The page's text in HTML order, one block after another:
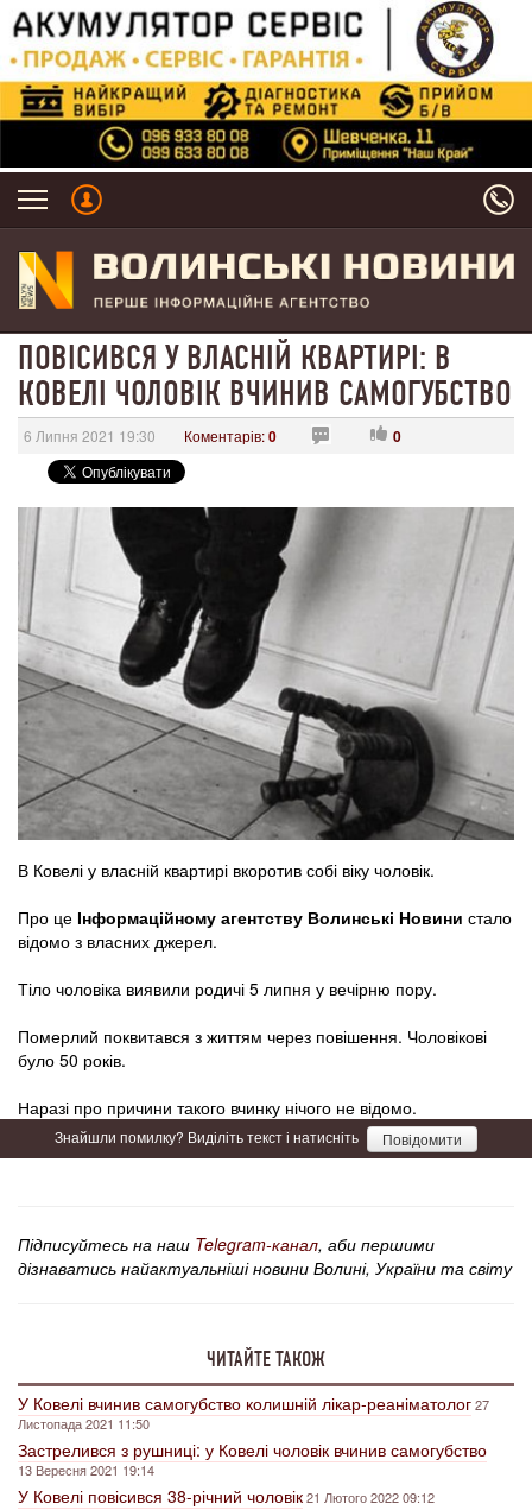
ПОВІСИВСЯ У ВЛАСНІЙ КВАРТИРІ: В
КОВЕЛІ ЧОЛОВІК ВЧИНИВ САМОГУБСТВО
6 Липня 2021 19:30 Коментарів:0 0
В Ковелі у власній квартирі вкоротив собі віку чоловік.
Про це Інформаційному агентству Волинські Новини стало
відомо з власних джерел.
Тіло чоловіка виявили родичі 5 липня у вечірню пору.
Померлий поквитався з життям через повішення. Чоловікові
було 50 років.
Наразі про причини такого вчинку нічого не відомо.
Знайшли помилку? Виділіть текст і натисніть Повідомити
Підписуйтесь на наш Telegram-канал, аби першими
дізнаватись найактуальніші новини Волині, України та світу
ЧИТАЙТЕ ТАКОЖ
У Ковелі вчинив самогубство колишній лікар-реаніматолог27
Листопада 2021 11:50
Застрелився з рушниці: у Ковелі чоловік вчинив самогубство
13 Вересня 2021 19:14
У Ковелі повісився 38-річний чоловік21 Лютого 2022 09:12